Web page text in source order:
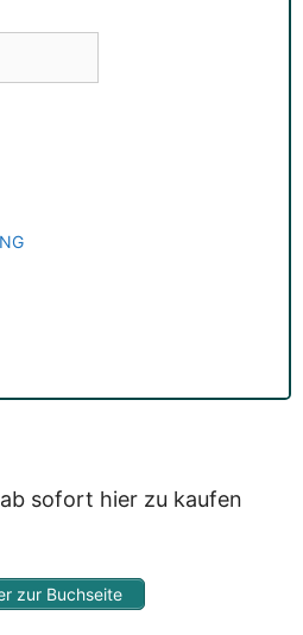
eine E-Mail, in der Sie um
Deiner Daten durch
Deine Daten werden
nur für diesen Service!
sofort hier zu kaufen
zur Buchseite